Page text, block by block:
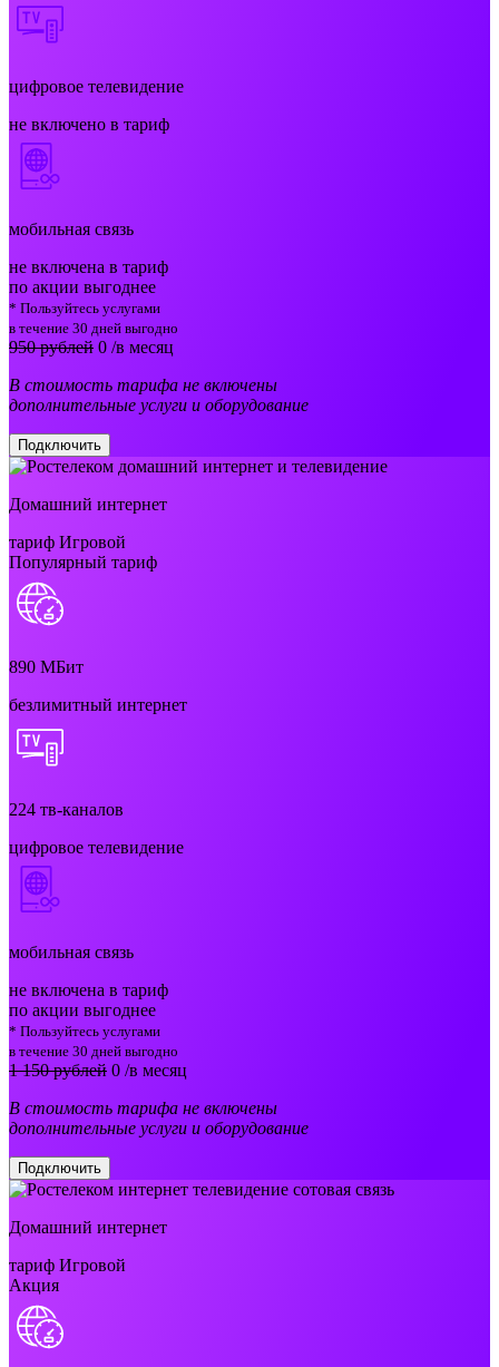
цифровое телевидение
не включено в тариф
мобильная связь
не включена в тариф
по акции выгоднее
* Пользуйтесь услугами
в течение 30 дней выгодно
950 рублей 0 /в месяц
В стоимость тарифа не включены
дополнительные услуги и оборудование
Подключить
Домашний интернет
тариф Игровой
Популярный тариф
890 МБит
безлимитный интернет
224 тв-каналов
цифровое телевидение
мобильная связь
не включена в тариф
по акции выгоднее
* Пользуйтесь услугами
в течение 30 дней выгодно
1 150 рублей 0 /в месяц
В стоимость тарифа не включены
дополнительные услуги и оборудование
Подключить
Домашний интернет
тариф Игровой
Акция